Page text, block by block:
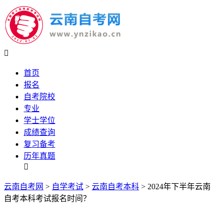

首页
报名
自考院校
专业
学士学位
成绩查询
复习备考
历年真题

云南自考网 > 自学考试 > 云南自考本科 > 2024年下半年云南
自考本科考试报名时间？